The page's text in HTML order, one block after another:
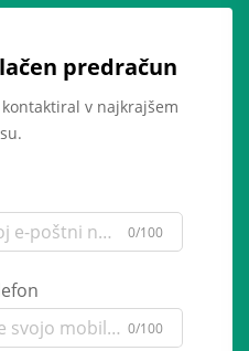
predračun
v najkrajšem
0/100
0/100